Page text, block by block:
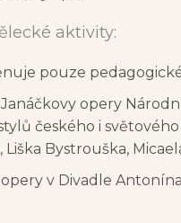
aktivity:
pouze
opery
českého i
Bystrouška,
v Divadle